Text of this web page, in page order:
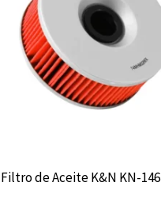
Filtro de Aceite K&N KN-146